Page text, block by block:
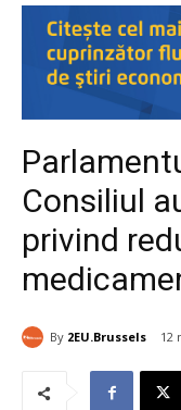
Consiliul
privind
By 2EU.Brussels 12